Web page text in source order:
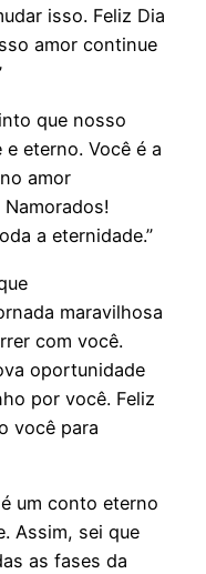
isso. Feliz Dia
amor continue
que nosso
eterno. Você é a
amor
a eternidade.”
maravilhosa
com você.
oportunidade
por você. Feliz
você para
um conto eterno
Assim, sei que
as fases da